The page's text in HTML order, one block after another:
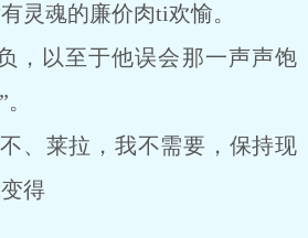
灵魂的廉价肉ti欢愉。
以至于他误会那一声声饱
莱拉，我不需要，保持现
得